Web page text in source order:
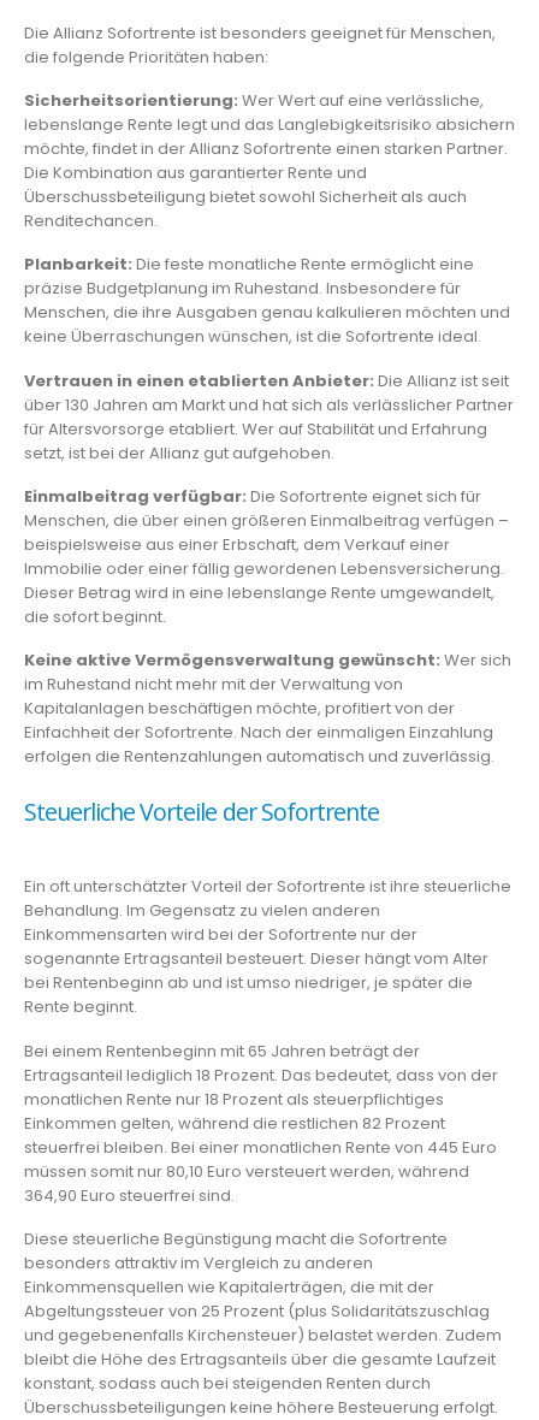
Die Allianz Sofortrente ist besonders geeignet für Menschen,
die folgende Prioritäten haben:
Sicherheitsorientierung: Wer Wert auf eine verlässliche,
lebenslange Rente legt und das Langlebigkeitsrisiko absichern
möchte, findet in der Allianz Sofortrente einen starken Partner.
Die Kombination aus garantierter Rente und
Überschussbeteiligung bietet sowohl Sicherheit als auch
Renditechancen.
Planbarkeit: Die feste monatliche Rente ermöglicht eine
präzise Budgetplanung im Ruhestand. Insbesondere für
Menschen, die ihre Ausgaben genau kalkulieren möchten und
keine Überraschungen wünschen, ist die Sofortrente ideal.
Vertrauen in einen etablierten Anbieter: Die Allianz ist seit
über 130 Jahren am Markt und hat sich als verlässlicher Partner
für Altersvorsorge etabliert. Wer auf Stabilität und Erfahrung
setzt, ist bei der Allianz gut aufgehoben.
Einmalbeitrag verfügbar: Die Sofortrente eignet sich für
Menschen, die über einen größeren Einmalbeitrag verfügen –
beispielsweise aus einer Erbschaft, dem Verkauf einer
Immobilie oder einer fällig gewordenen Lebensversicherung.
Dieser Betrag wird in eine lebenslange Rente umgewandelt,
die sofort beginnt.
Keine aktive Vermögensverwaltung gewünscht: Wer sich
im Ruhestand nicht mehr mit der Verwaltung von
Kapitalanlagen beschäftigen möchte, profitiert von der
Einfachheit der Sofortrente. Nach der einmaligen Einzahlung
erfolgen die Rentenzahlungen automatisch und zuverlässig.
Steuerliche Vorteile der Sofortrente
Ein oft unterschätzter Vorteil der Sofortrente ist ihre steuerliche
Behandlung. Im Gegensatz zu vielen anderen
Einkommensarten wird bei der Sofortrente nur der
sogenannte Ertragsanteil besteuert. Dieser hängt vom Alter
bei Rentenbeginn ab und ist umso niedriger, je später die
Rente beginnt.
Bei einem Rentenbeginn mit 65 Jahren beträgt der
Ertragsanteil lediglich 18 Prozent. Das bedeutet, dass von der
monatlichen Rente nur 18 Prozent als steuerpflichtiges
Einkommen gelten, während die restlichen 82 Prozent
steuerfrei bleiben. Bei einer monatlichen Rente von 445 Euro
müssen somit nur 80,10 Euro versteuert werden, während
364,90 Euro steuerfrei sind.
Diese steuerliche Begünstigung macht die Sofortrente
besonders attraktiv im Vergleich zu anderen
Einkommensquellen wie Kapitalerträgen, die mit der
Abgeltungssteuer von 25 Prozent (plus Solidaritätszuschlag
und gegebenenfalls Kirchensteuer) belastet werden. Zudem
bleibt die Höhe des Ertragsanteils über die gesamte Laufzeit
konstant, sodass auch bei steigenden Renten durch
Überschussbeteiligungen keine höhere Besteuerung erfolgt.